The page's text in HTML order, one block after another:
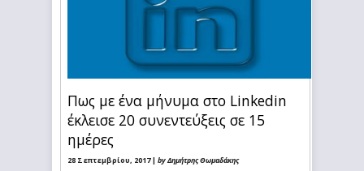
Πως με ένα μήνυμα στο Linkedin
έκλεισε 20 συνεντεύξεις σε 15
ημέρες
28 Σεπτεμβρίου, 2017 | by Δημήτρης Θωμαδάκης